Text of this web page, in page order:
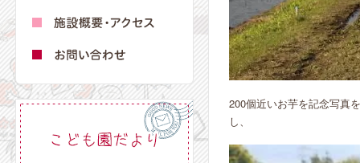
200個近いお芋を記念写真
し、